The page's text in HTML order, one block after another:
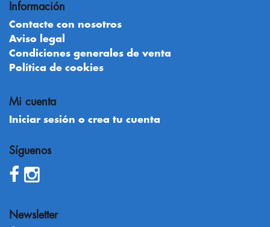
Información
Contacte con nosotros
Aviso legal
Condiciones generales de venta
Política de cookies
Mi cuenta
Iniciar sesión o crea tu cuenta
Síguenos
Newsletter